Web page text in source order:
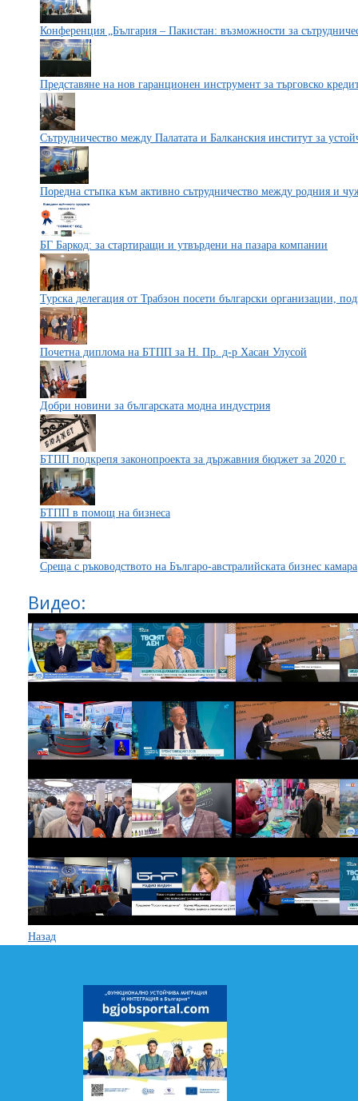
Конференция „България – Пакистан: възможности за
Представяне на нов гаранционен инструмент за търговско
Сътрудничество между Палатата и Балканския институт за
Поредна стъпка към активно сътрудничество между родния и
БГ Баркод: за стартиращи и утвърдени на пазара компании
Турска делегация от Трабзон посети български организации,
Почетна диплома на БТПП за Н. Пр. д-р Хасан Улусой
Добри новини за българската модна индустрия
БТПП подкрепя законопроекта за държавния бюджет за 2020 г.
БТПП в помощ на бизнеса
Среща с ръководството на Българо-австралийската бизнес камара
Видео:
Назад